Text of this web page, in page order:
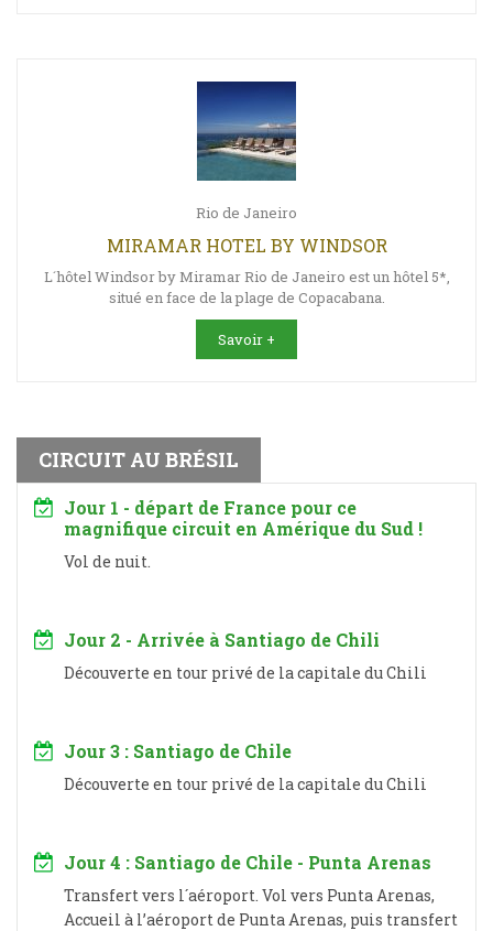
Rio de Janeiro
MIRAMAR HOTEL BY WINDSOR
L´hôtel Windsor by Miramar Rio de Janeiro est un hôtel 5*,
situé en face de la plage de Copacabana.
Savoir +
CIRCUIT AU BRÉSIL
Jour 1 - départ de France pour ce
magnifique circuit en Amérique du Sud !
Vol de nuit.
Jour 2 - Arrivée à Santiago de Chili
Découverte en tour privé de la capitale du Chili
Jour 3 : Santiago de Chile
Découverte en tour privé de la capitale du Chili
Jour 4 : Santiago de Chile - Punta Arenas
Transfert vers l´aéroport. Vol vers Punta Arenas,
Accueil à l’aéroport de Punta Arenas, puis transfert